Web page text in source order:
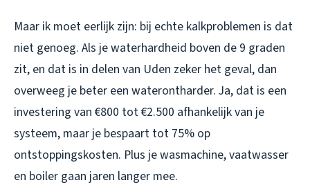
Maar ik moet eerlijk zijn: bij echte kalkproblemen is dat
niet genoeg. Als je waterhardheid boven de 9 graden
zit, en dat is in delen van Uden zeker het geval, dan
overweeg je beter een waterontharder. Ja, dat is een
investering van €800 tot €2.500 afhankelijk van je
systeem, maar je bespaart tot 75% op
ontstoppingskosten. Plus je wasmachine, vaatwasser
en boiler gaan jaren langer mee.